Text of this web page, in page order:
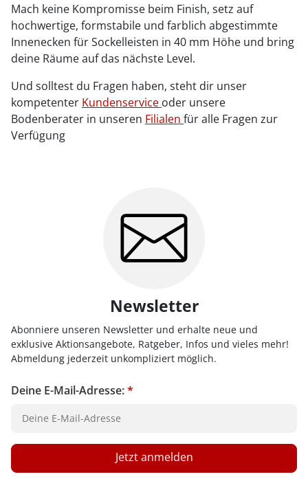
Mach keine Kompromisse beim Finish, setz auf
hochwertige, formstabile und farblich abgestimmte
Innenecken für Sockelleisten in 40 mm Höhe und bring
deine Räume auf das nächste Level.
Und solltest du Fragen haben, steht dir unser
kompetenter Kundenservice oder unsere
Bodenberater in unseren Filialen für alle Fragen zur
Verfügung
Newsletter
Abonniere unseren Newsletter und erhalte neue und
exklusive Aktionsangebote, Ratgeber, Infos und vieles mehr!
Abmeldung jederzeit unkompliziert möglich.
Deine E-Mail-Adresse:*
Jetzt anmelden